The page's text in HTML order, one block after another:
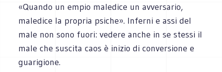
«Quando un empio maledice un avversario,
maledice la propria psiche». Inferni e assi del
male non sono fuori: vedere anche in se stessi il
male che suscita caos è inizio di conversione e
guarigione.